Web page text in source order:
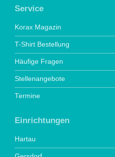
Service
Korax Magazin
T-Shirt Bestellung
Häufige Fragen
Stellenangebote
Termine
Einrichtungen
Hartau